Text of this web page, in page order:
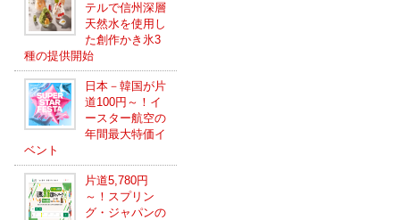
テルで信州深層
天然水を使用し
た創作かき氷3
種の提供開始
日本－韓国が片
道100円～！イ
ースター航空の
年間最大特価イ
ベント
片道5,780円
～！スプリン
グ・ジャパンの